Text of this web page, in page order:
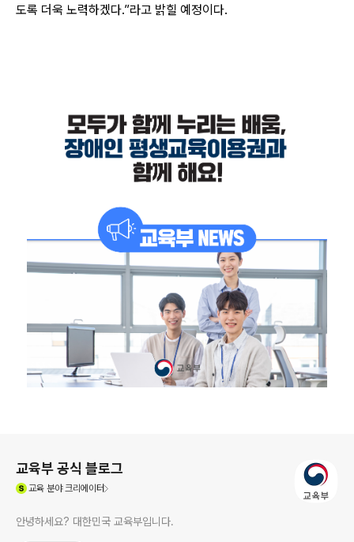
도록 더욱 노력하겠다.”라고 밝힐 예정이다.
교육부 공식 블로그
교육분야 크리에이터
안녕하세요? 대한민국 교육부입니다.